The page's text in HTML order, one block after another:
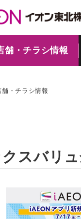
舗・チラシ情報
舗・チラシ情報
スバリ